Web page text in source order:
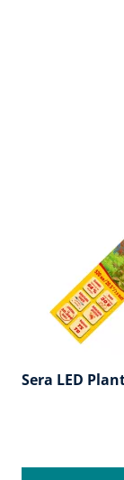
Sera LED